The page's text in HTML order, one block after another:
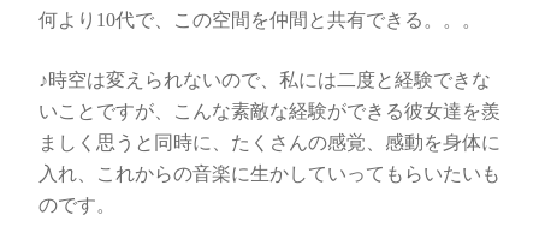
何より10代で、この空間を仲間と共有できる。。。
♪時空は変えられないので、私には二度と経験できな
いことですが、こんな素敵な経験ができる彼女達を羨
ましく思うと同時に、たくさんの感覚、感動を身体に
入れ、これからの音楽に生かしていってもらいたいも
のです。